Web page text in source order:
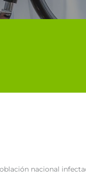
nacional